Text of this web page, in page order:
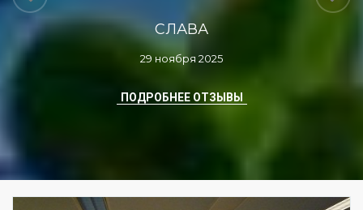
СЛАВА
29 ноября 2025
ПОДРОБНЕЕ ОТЗЫВЫ